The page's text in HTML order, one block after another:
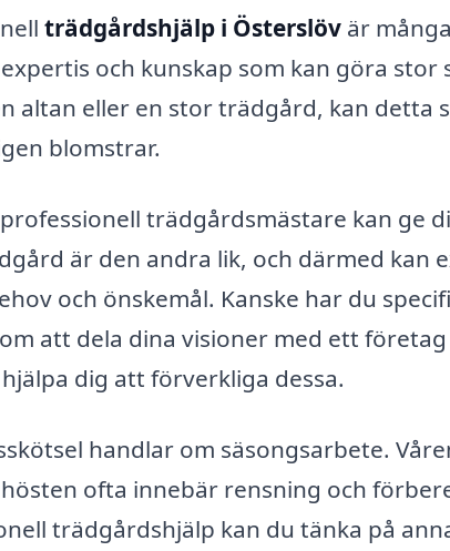
trädgårdshjälp i Österslöv är
och kunskap som kan göra stor
altan eller en stor trädgård, kan detta
blomstrar.
trädgårdsmästare kan ge
är den andra lik, och därmed kan
och önskemål. Kanske har du
att dela dina visioner med ett
dig att förverkliga dessa.
handlar om säsongsarbete.
ofta innebär rensning och
trädgårdshjälp kan du tänka på